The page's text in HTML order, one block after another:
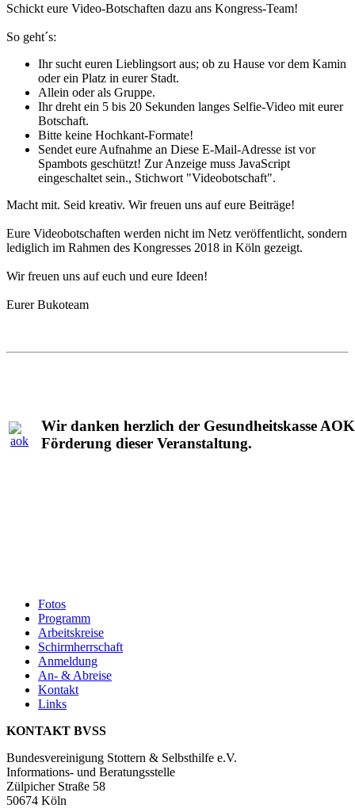
Schickt eure Video-Botschaften dazu ans Kongress-Team!
So geht´s:
Ihr sucht euren Lieblingsort aus; ob zu Hause vor dem Kamin
oder ein Platz in eurer Stadt.
Allein oder als Gruppe.
Ihr dreht ein 5 bis 20 Sekunden langes Selfie-Video mit eurer
Botschaft.
Bitte keine Hochkant-Formate!
Sendet eure Aufnahme an Diese E-Mail-Adresse ist vor
Spambots geschützt! Zur Anzeige muss JavaScript
eingeschaltet sein., Stichwort "Videobotschaft".
Macht mit. Seid kreativ. Wir freuen uns auf eure Beiträge!
Eure Videobotschaften werden nicht im Netz veröffentlicht, sondern
lediglich im Rahmen des Kongresses 2018 in Köln gezeigt.
Wir freuen uns auf euch und eure Ideen!
Eurer Bukoteam
Wir danken herzlich der Gesundheitskasse
Förderung dieser Veranstaltung.
Fotos
Programm
Arbeitskreise
Schirmherrschaft
Anmeldung
An- & Abreise
Kontakt
Links
KONTAKT BVSS
Bundesvereinigung Stottern & Selbsthilfe e.V.
Informations- und Beratungsstelle
Zülpicher Straße 58
50674 Köln